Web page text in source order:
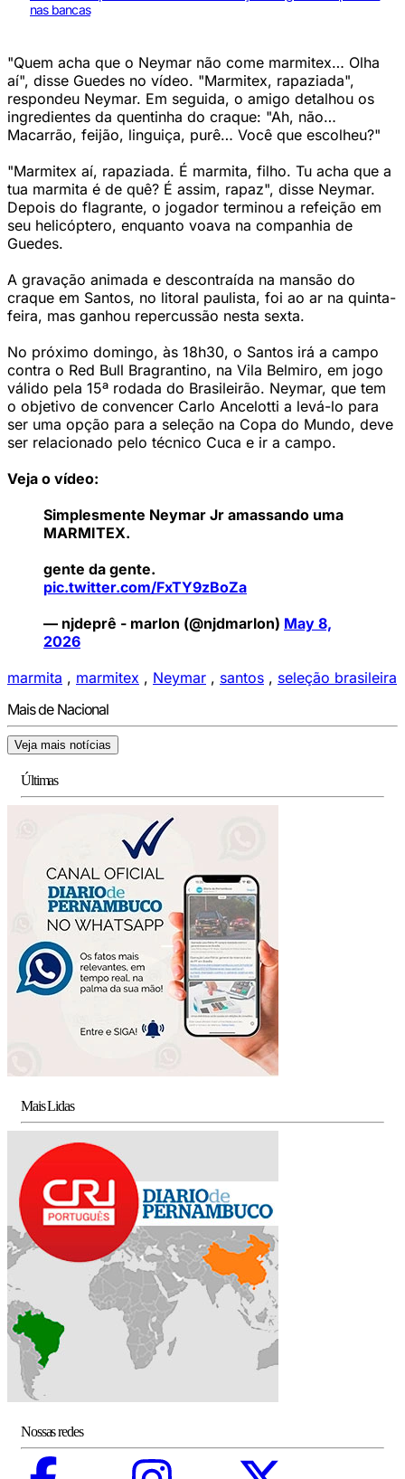
nas bancas
"Quem acha que o Neymar não come marmitex… Olha
aí", disse Guedes no vídeo. "Marmitex, rapaziada",
respondeu Neymar. Em seguida, o amigo detalhou os
ingredientes da quentinha do craque: "Ah, não…
Macarrão, feijão, linguiça, purê… Você que escolheu?"
"Marmitex aí, rapaziada. É marmita, filho. Tu acha que a
tua marmita é de quê? É assim, rapaz", disse Neymar.
Depois do flagrante, o jogador terminou a refeição em
seu helicóptero, enquanto voava na companhia de
Guedes.
A gravação animada e descontraída na mansão do
craque em Santos, no litoral paulista, foi ao ar na quinta-
feira, mas ganhou repercussão nesta sexta.
No próximo domingo, às 18h30, o Santos irá a campo
contra o Red Bull Bragrantino, na Vila Belmiro, em jogo
válido pela 15ª rodada do Brasileirão. Neymar, que tem
o objetivo de convencer Carlo Ancelotti a levá-lo para
ser uma opção para a seleção na Copa do Mundo, deve
ser relacionado pelo técnico Cuca e ir a campo.
Veja o vídeo:
Simplesmente Neymar Jr amassando uma
MARMITEX.
gente da gente.
pic.twitter.com/FxTY9zBoZa
— njdeprê - marlon (@njdmarlon) May 8,
2026
marmita , marmitex , Neymar , santos , seleção brasileira
Mais de Nacional
Veja mais notícias
Últimas
Mais Lidas
Nossas redes